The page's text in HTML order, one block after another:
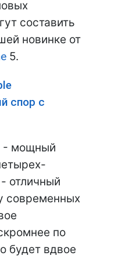
составить
новинке от
5.
спор с
- мощный
отличный
современных
по
будет вдвое